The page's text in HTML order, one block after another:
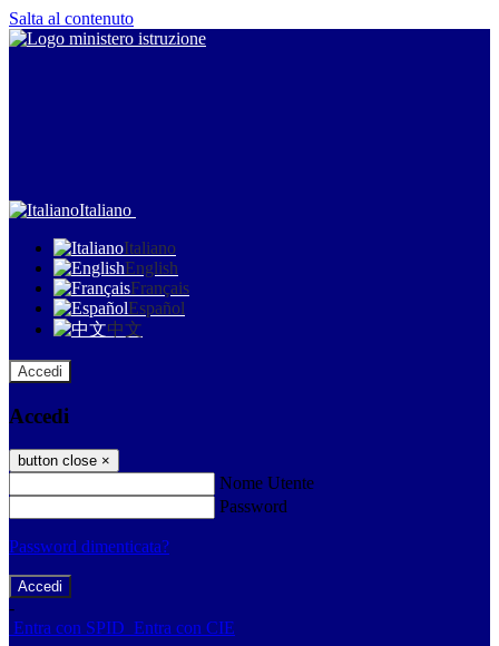
Salta al contenuto
Italiano
Italiano
English
Français
Español
中文
Accedi
Accedi
button close ×
Nome Utente
Password
Password dimenticata?
-
Entra con SPID Entra con CIE